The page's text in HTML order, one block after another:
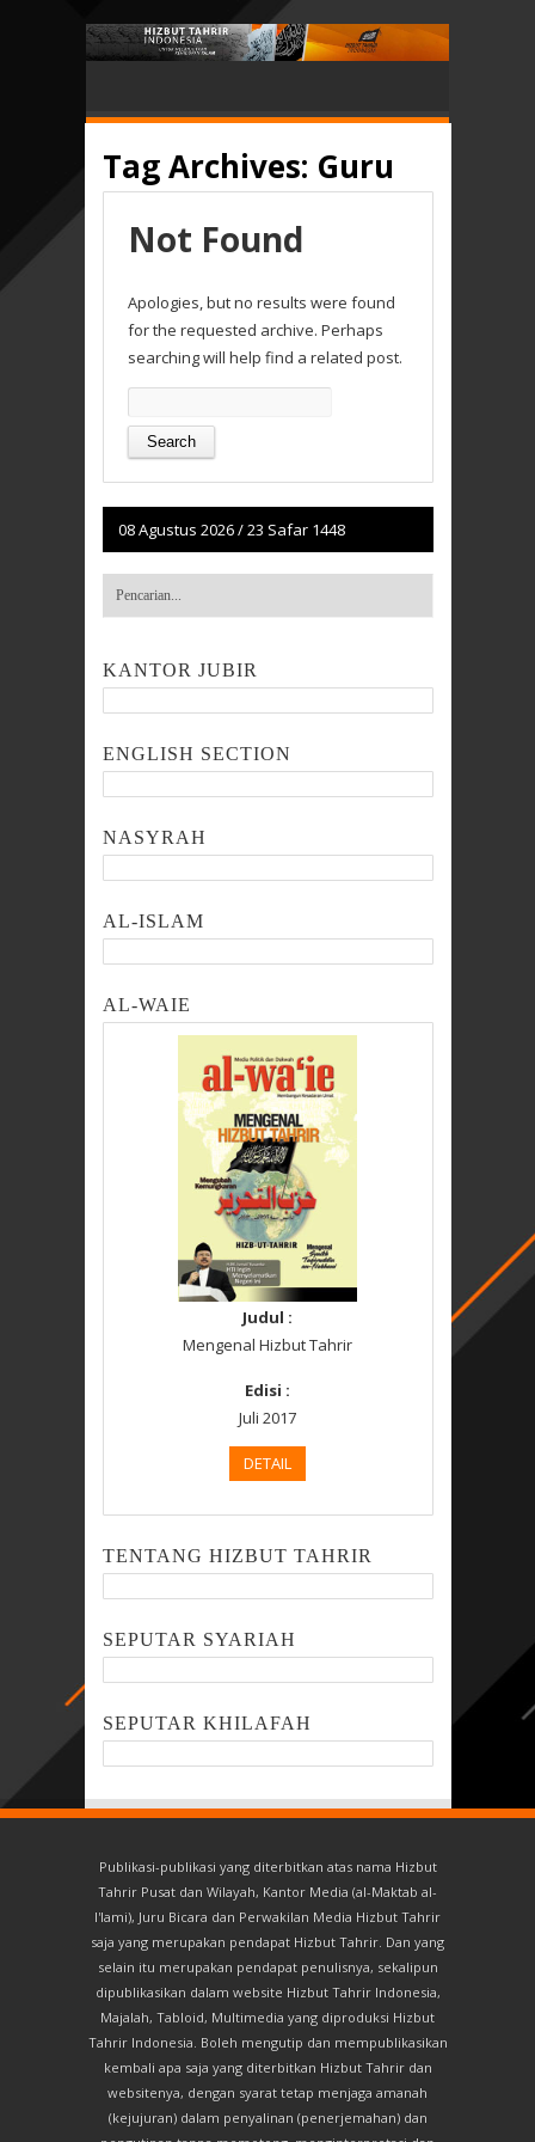
Tag Archives: Guru
Not Found
Apologies, but no results were found
for the requested archive. Perhaps
searching will help find a related post.
for:
08 Agustus 2026/23 Safar 1448
KANTOR JUBIR
ENGLISH SECTION
NASYRAH
AL-ISLAM
AL-WAIE
Judul :
Mengenal Hizbut Tahrir
Edisi :
Juli 2017
DETAIL
TENTANG HIZBUT TAHRIR
SEPUTAR SYARIAH
SEPUTAR KHILAFAH
Publikasi-publikasi yang diterbitkan atas nama Hizbut
Tahrir Pusat dan Wilayah, Kantor Media (al-Maktab al-
I'lami), Juru Bicara dan Perwakilan Media Hizbut Tahrir
saja yang merupakan pendapat Hizbut Tahrir. Dan yang
selain itu merupakan pendapat penulisnya, sekalipun
dipublikasikan dalam website Hizbut Tahrir Indonesia,
Majalah, Tabloid, Multimedia yang diproduksi Hizbut
Tahrir Indonesia. Boleh mengutip dan mempublikasikan
kembali apa saja yang diterbitkan Hizbut Tahrir dan
websitenya, dengan syarat tetap menjaga amanah
(kejujuran) dalam penyalinan (penerjemahan) dan